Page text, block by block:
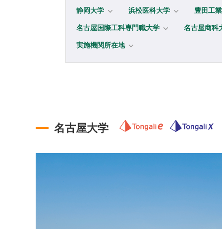
静岡大学 浜松医科大学 豊田工
名古屋国際工科専門職大学 名古屋商科
実施機関所在地
名古屋大学